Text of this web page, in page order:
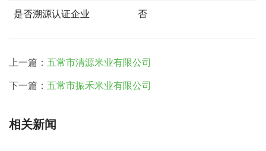
是否溯源认证企业 否
上一篇： 五常市清源米业有限公司
下一篇： 五常市振禾米业有限公司
相关新闻